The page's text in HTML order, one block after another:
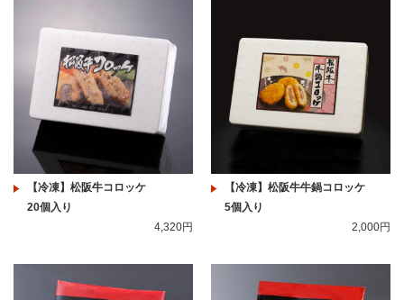
【冷凍】松阪牛コロッケ
20個入り
4,320円
【冷凍】松阪牛牛鍋コロッケ
5個入り
2,000円